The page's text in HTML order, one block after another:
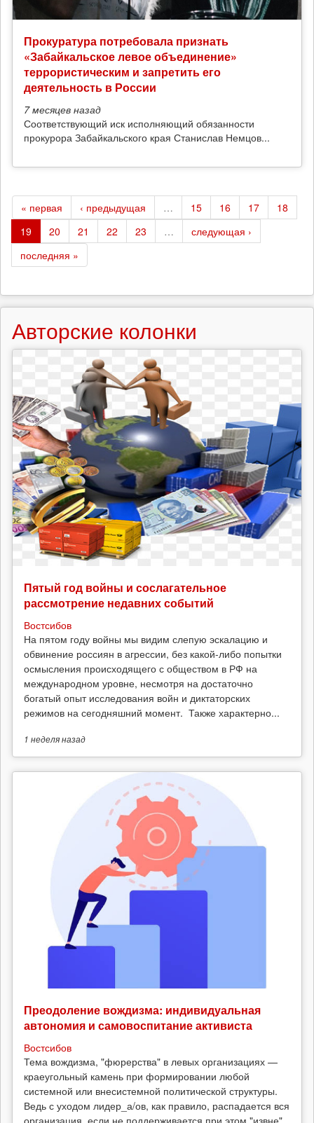
Прокуратура потребовала признать
«Забайкальское левое объединение»
террористическим и запретить его
деятельность в России
7 месяцев назад
Соответствующий иск исполняющий обязанности
прокурора Забайкальского края Станислав Немцов...
« первая ‹ предыдущая … 15 16 17
18
19
20 21 22 23 …
следующая ›
последняя »
Авторские колонки
Пятый год войны и сослагательное
рассмотрение недавних событий
Востсибов
На пятом году войны мы видим слепую эскалацию и
обвинение россиян в агрессии, без какой-либо попытки
осмысления происходящего с обществом в РФ на
международном уровне, несмотря на достаточно
богатый опыт исследования войн и диктаторских
режимов на сегодняшний момент. Также характерно...
1 неделяназад
Преодоление вождизма: индивидуальная
автономия и самовоспитание активиста
Востсибов
Тема вождизма, "фюрерства" в левых организациях —
краеугольный камень при формировании любой
системной или внесистемной политической структуры.
Ведь с уходом лидер_а/ов, как правило, распадается вся
организация, если не поддерживается при этом "извне".